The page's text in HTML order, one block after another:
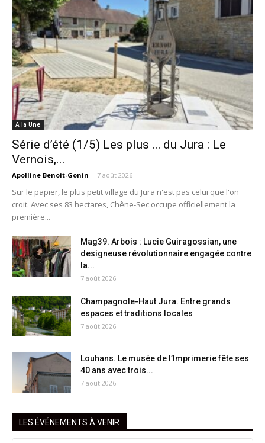
A la Une
Série d’été (1/5) Les plus … du Jura : Le
Vernois,...
Apolline Benoit-Gonin - 7 août 2026
Sur le papier, le plus petit village du Jura n'est pas celui que l'on
croit. Avec ses 83 hectares, Chêne-Sec occupe officiellement la
première...
Mag39. Arbois : Lucie Guiragossian, une
designeuse révolutionnaire engagée contre
la...
7 août 2026
Champagnole-Haut Jura. Entre grands
espaces et traditions locales
7 août 2026
Louhans. Le musée de l’Imprimerie fête ses
40 ans avec trois...
7 août 2026
LES ÉVÉNEMENTS À VENIR